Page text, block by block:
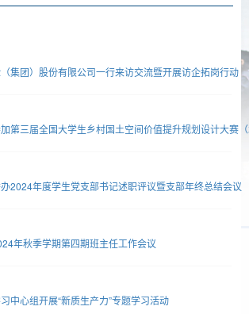
集团）股份有限公司一行来访交流暨开展访企拓岗行动
第三届全国大学生乡村国土空间价值提升规划设计大赛
2024年度学生党支部书记述职评议暨支部年终总结会议
年秋季学期第四期班主任工作会议
中心组开展“新质生产力”专题学习活动